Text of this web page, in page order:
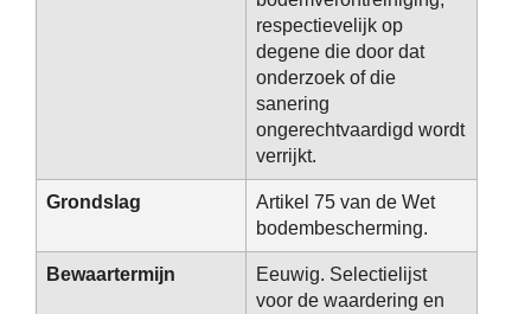
respectievelijk op
degene die door dat
onderzoek of die
sanering
ongerechtvaardigd wordt
verrijkt.
Grondslag
Artikel 75 van de Wet
bodembescherming.
Bewaartermijn
Eeuwig. Selectielijst
voor de waardering en